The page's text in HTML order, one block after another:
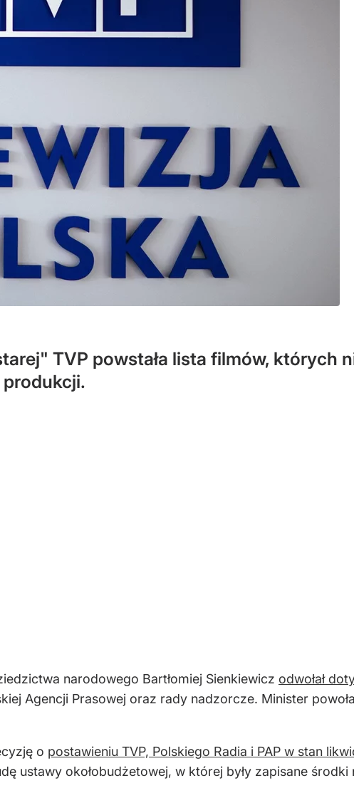
TVP powstała lista filmów, których
produkcji.
narodowego Bartłomiej Sienkiewicz odwołał
Agencji Prasowej oraz rady nadzorcze. Minister
o postawieniu TVP, Polskiego Radia i PAP w stan
ustawy okołobudżetowej, w której były zapisane